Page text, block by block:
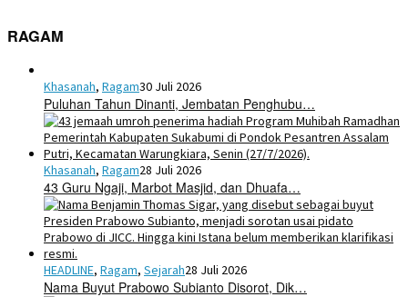
RAGAM
Khasanah, Ragam30 Juli 2026
Puluhan Tahun Dinanti, Jembatan Penghubu…
Khasanah, Ragam28 Juli 2026
43 Guru Ngaji, Marbot Masjid, dan Dhuafa…
HEADLINE, Ragam, Sejarah28 Juli 2026
Nama Buyut Prabowo Subianto Disorot, Dik…